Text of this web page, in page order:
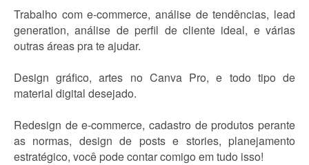
Trabalho com e-commerce, análise de tendências, lead
generation, análise de perfil de cliente ideal, e várias
outras áreas pra te ajudar.
Design gráfico, artes no Canva Pro, e todo tipo de
material digital desejado.
Redesign de e-commerce, cadastro de produtos perante
as normas, design de posts e stories, planejamento
estratégico, você pode contar comigo em tudo isso!